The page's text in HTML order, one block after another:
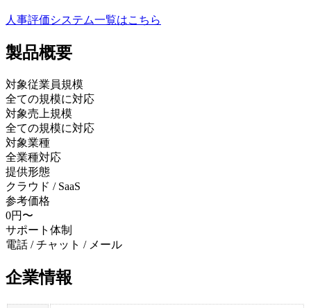
人事評価システム一覧はこちら
製品概要
対象従業員規模
全ての規模に対応
対象売上規模
全ての規模に対応
対象業種
全業種対応
提供形態
クラウド / SaaS
参考価格
0円〜
サポート体制
電話 / チャット / メール
企業情報